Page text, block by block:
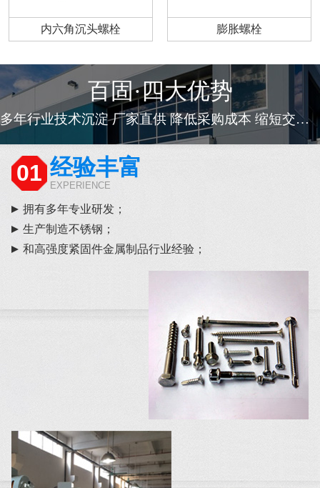
内六角沉头螺栓 膨胀螺栓
百固·四大优势
多年行业技术沉淀 厂家直供 降低采购成本 缩短交货周期
01 经验丰富
EXPERIENCE
拥有多年专业研发；
生产制造不锈钢；
和高强度紧固件金属制品行业经验；